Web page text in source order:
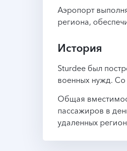
Аэропорт
региона,
История
Sturdee был
военных нужд. Со
Общая
пассажиров в
удаленных